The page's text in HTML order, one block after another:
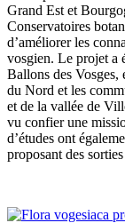
Grand Est et
Conservatoires
d’améliorer les
vosgien. Le projet a
Ballons des Vosges,
du Nord et les
et de la vallée de
vu confier une
d’études ont
proposant des